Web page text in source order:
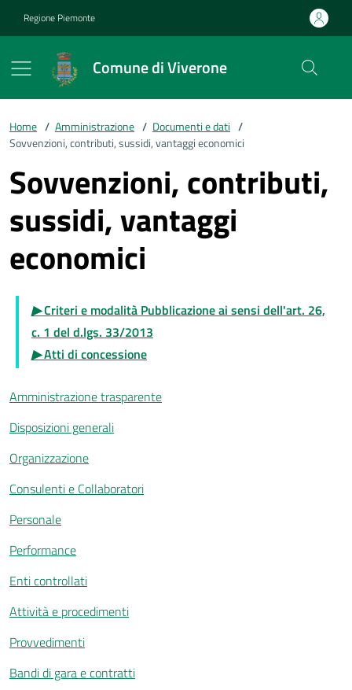
Regione Piemonte
Comune di Viverone
Home / Amministrazione / Documenti e dati /
Sovvenzioni, contributi, sussidi, vantaggi economici
Sovvenzioni, contributi,
sussidi, vantaggi
economici
▶Criteri e modalità Pubblicazione ai sensi dell'art. 26,
c. 1 del d.lgs. 33/2013
▶Atti di concessione
Amministrazione trasparente
Disposizioni generali
Organizzazione
Consulenti e Collaboratori
Personale
Performance
Enti controllati
Attività e procedimenti
Provvedimenti
Bandi di gara e contratti